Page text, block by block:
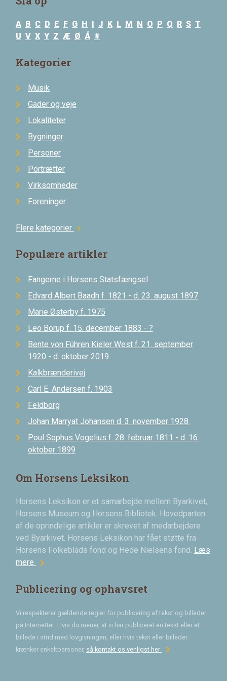
A B C D E F G H I J K L M N O P Q R S T
U V X Y Z Æ Ø Å #
Kategorier
Musik
Gader og veje
Lokaliteter
Bygninger
Personer
Portrætter
Virksomheder
Foreninger
Flere kategorier chevron_right
Populære artikler
Fangerne i Horsens Statsfængsel
Edvard Albert Baadh f. 1821 - d. 23. august 1897
Marie Østerby f. 1975
Leo Borup f. 15. december 1883 - ?
Bente von Führen Kieler West f. 21. september
1920 - d. oktober 2019
Kalkbrænderivej
Carl E. Andersen f. 1903
Feldborg
Johan Marryat Johansen d. 3. november 1928.
Poul Sophus Vogelius f. 28. februar 1811 - d. 16.
oktober 1899
Om Horsens Leksikon
Horsens Leksikon er et samarbejde mellem Byarkivet,
Horsens Museum og Horsens Bibliotek. Hovedparten
af de oprindelige artikler er skrevet af medarbejdere
ved Byarkivet. Horsens Leksikon har fået støtte fra
Horsens Folkeblads fond og Hede Nielsens fond. Læs
mere chevron_right
Publicering og ophavsret
Vi respekterer gældende regler for publicering af tekst og billeder
på Internettet. Hvis du mener, at vi har publiceret en tekst eller et
billede i strid med lovgivningen, eller hvis tekst eller billeder
krænker enkeltpersoner, så kontakt os venligst herchevron_right